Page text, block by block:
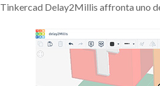
Tinkercad Delay2Millis affronta uno